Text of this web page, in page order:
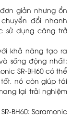
giản nhưng ổn
đổi nhanh
sử dụng càng trở
khả năng tạo ra
sống động nhất:
SR-BH60 có thể
nó còn giúp tái
lại trải nghiệm
BH60: Saramonic